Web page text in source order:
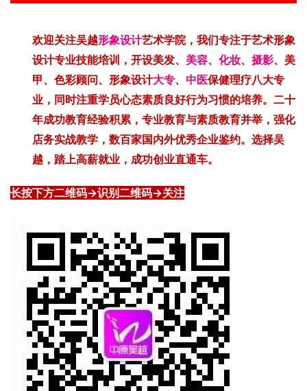
欢迎关注吴越形象设计艺术学院，我们专注于艺术形象
设计专业技能培训，开设美发、 美容、 化妆、 摄影、美
甲、色彩顾问、形象设计大专、 中医保健理疗八大专
业，同时注重学员心态素质良好行为习惯的培养。 二十
年成功教育经验积累，专业教育与素质教育并举，强化
店务实战教学，数百家国内外优秀企业鉴约。选择吴
越，踏上高薪就业，成功创业直通车。
长按下方二维码→识别二维码→关注